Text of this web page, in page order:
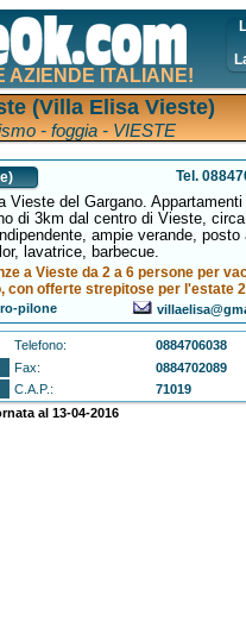
AZIENDE ITALIANE!
(Villa Elisa Vieste)
- foggia - VIESTE
Tel.
Vieste del Gargano. Appartamenti
di 3km dal centro di Vieste,
ampie verande, posto
lavatrice, barbecue.
a Vieste da 2 a 6 persone per
con offerte strepitose per l'estate
pilone
Telefono:
0884706038
Fax:
0884702089
C.A.P.:
71019
al 13-04-2016